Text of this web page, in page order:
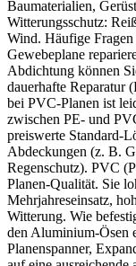
Baumaterialien,
Witterungsschutz:
Wind. Häufige
Gewebeplane
Abdichtung können
dauerhafte Reparatur
bei PVC-Planen ist
zwischen PE- und
preiswerte Standard-
Abdeckungen (z. B.
Regenschutz). PVC
Planen-Qualität. Sie
Mehrjahreseinsatz,
Witterung. Wie
den Aluminium-Ösen
Planenspanner,